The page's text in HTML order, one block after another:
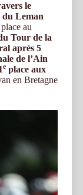
le
du Leman
place au
Tour de la
après 5
de l’Ain
e place aux
en Bretagne